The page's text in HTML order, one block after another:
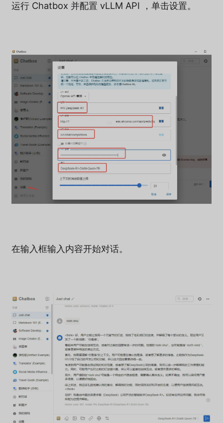
运行 Chatbox 并配置 vLLM API ，单击设置。
在输入框输入内容开始对话。